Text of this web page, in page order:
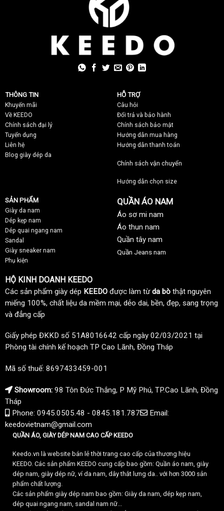
THÔNG TIN
Khuyến mãi
Về KEEDO
Chính sách đại lý
Tuyển dụng
Liên hệ
Blog giày dép da
HỖ TRỢ
Câu hỏi
Đổi trả và bảo hành
Chính sách bảo mật
Hướng dẫn mua hàng
Hướng dẫn thanh toán
Chính sách vận chuyển
Hướng dẫn chọn size
SẢN PHẨM
Giày da nam
Dép kẹp nam
Dép quai ngang nam
Sandal
Giày sneaker nam
Phụ kiện
QUẦN ÁO NAM
Áo sơ mi nam
Áo thun nam
Quần tây nam
Quần Jeans nam
HỘ KINH DOANH KEEDO
Các sản phẩm giày dép KEEDO được làm từda bò thật nguyên
miếng 100%, chất liệu da mềm mại, dẻo dai, bền, đẹp, sang trọng
và đẳng cấp
Giấy phép ĐKKD số 51A8016642 cấp ngày 02/03/2021 tại
Phòng tài chính kế hoạch TP Cao Lãnh, Đồng Tháp
Mã số thuế: 8697433459-001
Showroom: 98 Tôn Đức Thắng, P Mỹ Phú, TP.Cao Lãnh, Đồng
Tháp
Phone: 0945.0505.48 - 0845.181.787
Email:
keedovietnam@gmail.com
QUẦN ÁO, GIÀY DÉP NAM CAO CẤP KEEDO
Keedo.vn là website bán lẻ thời trang cao cấp của thương hiệu
KEEDO. Các sản phẩm KEEDO cung cấp bao gồm: Quần áo nam, giày
dép nam, giày dép nữ, ví da nam, dây thắt lưng da.. với hơn 3000 sản
phẩm chất lượng.
Các sản phẩm giày dép nam bao gồm: Giày da nam, dép kẹp nam,
dép quai ngang nam, sandal nam nữ...